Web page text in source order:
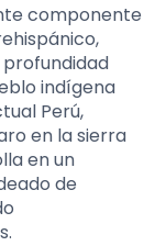
componente
indígena
Perú,
en la sierra
en un
de